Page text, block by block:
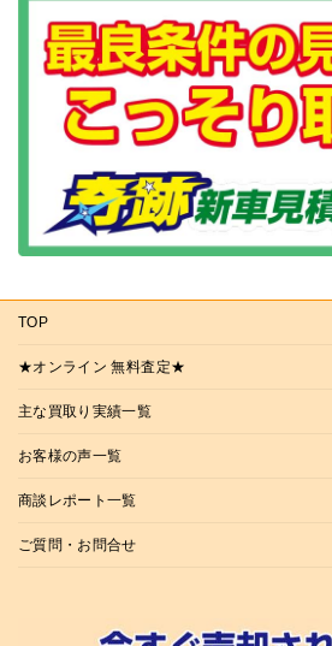
TOP
★オンライン 無料査定★
主な買取り実績一覧
お客様の声一覧
商談レポート一覧
ご質問・お問合せ